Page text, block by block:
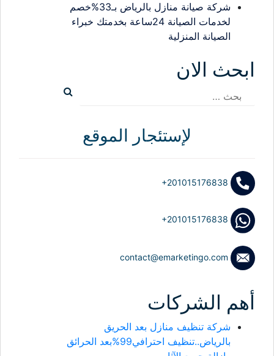
شركة صيانة منازل بالرياض بـ33%خصم
لخدمات الصيانة 24ساعة بخدمتك خبراء
الصيانة المنزلية
ابحث الان
البحث
لإستئجار الموقع
+201015176838
+201015176838
contact@emarketingo.com
أهم الشركات
شركة تنظيف منازل بعد الحريق
بالرياض..تنظيف احترافي99%بعد الحرائق